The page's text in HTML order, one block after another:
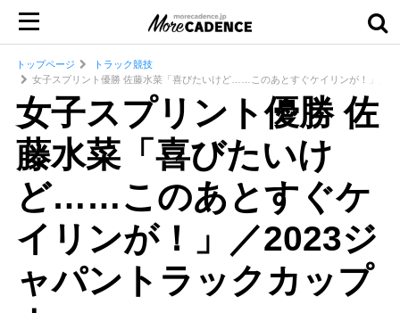
トップページ
トラック競技
女子スプリント優勝 佐藤水菜「喜びたいけど……このあとすぐケイリンが！」／
女子スプリント優勝 佐
藤水菜「喜びたいけ
ど……このあとすぐケ
イリンが！」／2023ジ
ャパントラックカップ